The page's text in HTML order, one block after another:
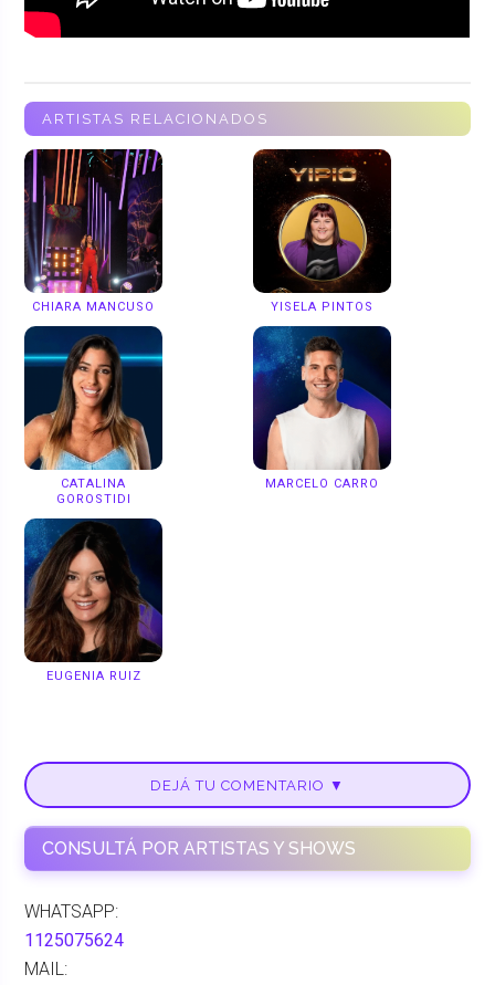
ARTISTAS RELACIONADOS
CHIARA MANCUSO YISELA PINTOS
CATALINA
GOROSTIDI
MARCELO CARRO
EUGENIA RUIZ
DEJÁ TU COMENTARIO ▼
CONSULTÁ POR ARTISTAS Y SHOWS
WHATSAPP:
1125075624
MAIL: